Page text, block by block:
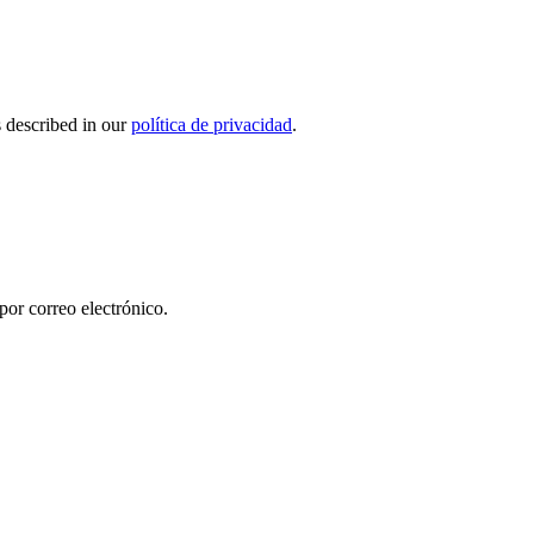
described in ourpolítica de privacidad.
correo electrónico.